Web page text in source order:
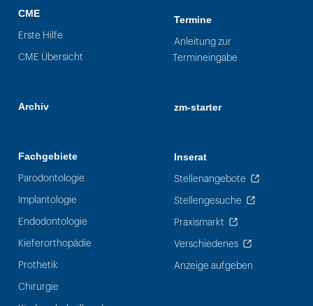
CME
Erste Hilfe
CME Übersicht
Archiv
Fachgebiete
Parodontologie
Implantologie
Endodontologie
Kieferorthopädie
Prothetik
Chirurgie
Termine
Anleitung zur
Termineingabe
zm-starter
Inserat
Stellenangebote
Stellengesuche
Praxismarkt
Verschiedenes
Anzeige aufgeben